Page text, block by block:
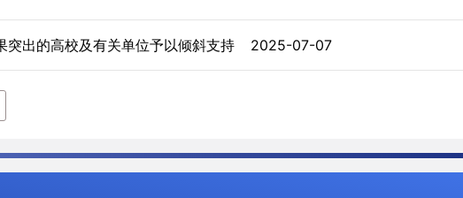
出的高校及有关单位予以倾斜支持 2025-07-07